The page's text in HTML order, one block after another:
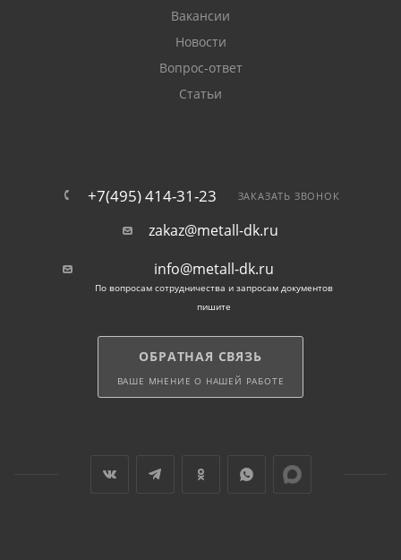
Вакансии
Новости
Вопрос-ответ
Статьи
+7(495) 414-31-23 ЗАКАЗАТЬ ЗВОНОК
zakaz@metall-dk.ru
info@metall-dk.ru
По вопросам сотрудничества и запросам документов
пишите
ОБРАТНАЯ СВЯЗЬ
ВАШЕ МНЕНИЕ О НАШЕЙ РАБОТЕ